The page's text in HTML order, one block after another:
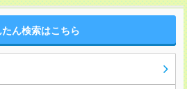
ん検索はこちら